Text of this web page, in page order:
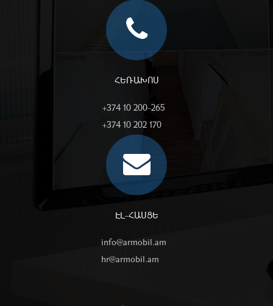
ՀԵՌԱԽՈՍ
+374 10 200-265
+374 10 202 170
ԷԼ-ՀԱՍՑԵ
info@armobil.am
hr@armobil.am